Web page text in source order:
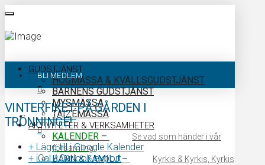
GUDSTJÄNST
HÖGMÄSSA & KVÄLLSGUDSTJÄNST
BARNENS GUDSTJÄNST
MYSMÄSSA
TAIZÉMÄSSA
AKTIVITETER & VERKSAMHETER
KALENDER –
Se vad som händer i vår
församling.
BARN & FAMILJ–
Kyrkis & Kyrkis, Kyrkis
BLI MEDLEM
KALENDER
KONTAKTA OSS
VINTERFIKET PÅ GÅRDEN I
TRÖNNINGE!
+ Lägg till i Google Kalender
+ iCal / Outlook export